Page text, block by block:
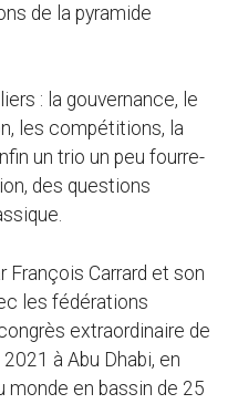
de la pyramide
: la gouvernance, le
les compétitions, la
un trio un peu fourre-
des questions
François Carrard et son
les fédérations
extraordinaire de
à Abu Dhabi, en
monde en bassin de 25